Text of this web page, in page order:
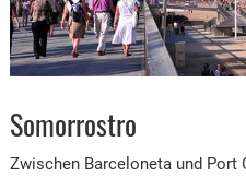
Somorrostro
Zwischen Barceloneta und